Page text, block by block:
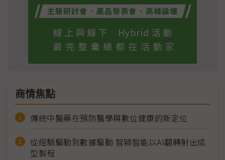
商情焦點
傳統中醫藥在預防醫學與數位健康的新定位
從經驗驅動到數據驅動 智穎智能以AI翻轉射出成
型製程